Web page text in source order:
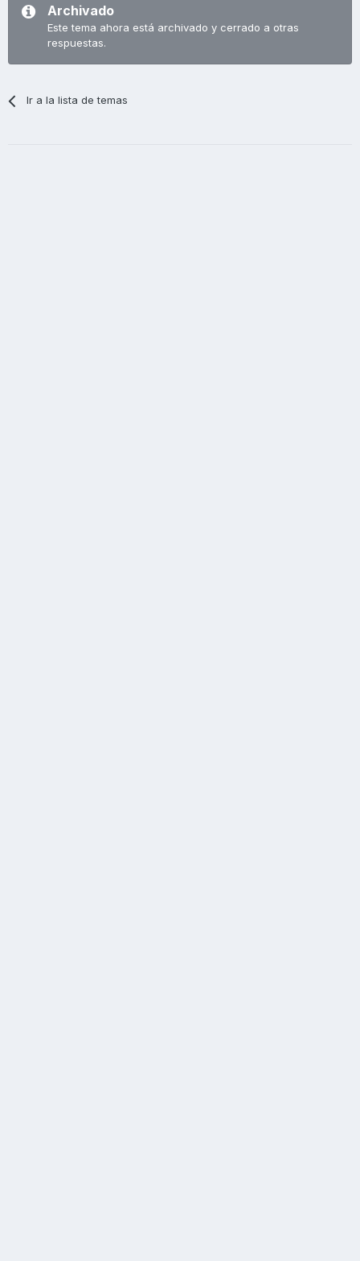
Archivado
Este tema ahora está archivado y cerrado a otras
respuestas.
Ir a la lista de temas